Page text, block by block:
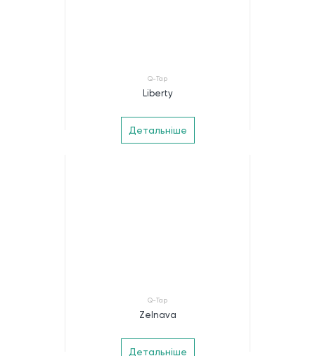
Q-Tap
Liberty
Детальніше
Q-Tap
Zelnava
Детальніше